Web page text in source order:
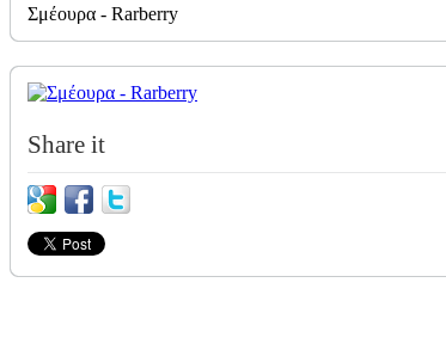
Σμέουρα - Rarberry
Share it